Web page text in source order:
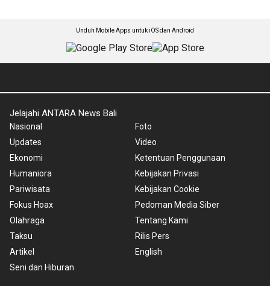
Unduh Mobile Apps untuk iOS dan Android
Jelajahi ANTARA News Bali
Nasional
Updates
Ekonomi
Humaniora
Pariwisata
Fokus Hoax
Olahraga
Taksu
Artikel
Seni dan Hiburan
Foto
Video
Ketentuan Penggunaan
Kebijakan Privasi
Kebijakan Cookie
Pedoman Media Siber
Tentang Kami
Rilis Pers
English